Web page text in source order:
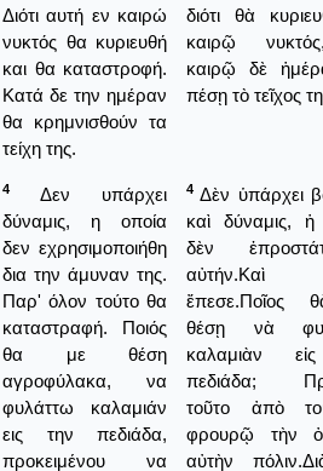
Διότι αυτή εν καιρώ
νυκτός θα κυριευθή
και θα καταστροφή.
Κατά δε την ημέραν
θα κρημνισθούν τα
τείχη της.
διότι θὰ
καιρῷ
καιρῷ δὲ
πέσῃ τὸ τεῖχος
4
Δεν υπάρχει
δύναμις, η οποία
δεν εχρησιμοποιήθη
δια την άμυναν της.
Παρ' όλον τούτο θα
καταστραφή. Ποιός
θα με θέση
αγροφύλακα, να
φυλάττω καλαμιάν
εις την πεδιάδα,
προκειμένου να
4 Δὲν ὑπάρχει
καὶ δύναμις, ἡ
δὲν
αὐτήν.Καὶ
ἔπεσε.Ποῖος
θέσῃ νὰ
καλαμιὰν
πεδιάδα;
τοῦτο ἀπὸ
φρουρῷ τὴν
αὐτὴν